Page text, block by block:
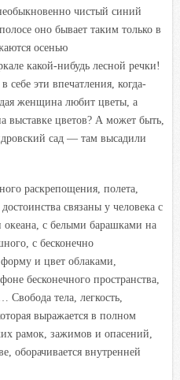
чистый синий
оно бывает таким только в
осенью
какой-нибудь лесной речки!
себе эти впечатления, когда-
женщина любит цветы, а
выставке цветов? А может быть,
сад — там высадили
раскрепощения, полета,
связаны у человека с
океана, с белыми барашками на
с бесконечно
и цвет облаками,
бесконечного пространства,
Свобода тела, легкость,
выражается в полном
рамок, зажимов и опасений,
оборачивается внутренней